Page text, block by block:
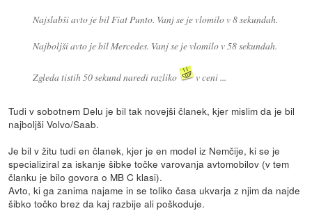
Najslabši avto je bil Fiat Punto. Vanj se je vlomilo v 8 sekundah.
Najboljši avto je bil Mercedes. Vanj se je vlomilo v 58 sekundah.
Zgleda tistih 50 sekund naredi razliko v ceni ...
Tudi v sobotnem Delu je bil tak novejši članek, kjer mislim da je bil
najboljši Volvo/Saab.
Je bil v žitu tudi en članek, kjer je en model iz Nemčije, ki se je
specializiral za iskanje šibke točke varovanja avtomobilov (v tem
članku je bilo govora o MB C klasi).
Avto, ki ga zanima najame in se toliko časa ukvarja z njim da najde
šibko točko brez da kaj razbije ali poškoduje.